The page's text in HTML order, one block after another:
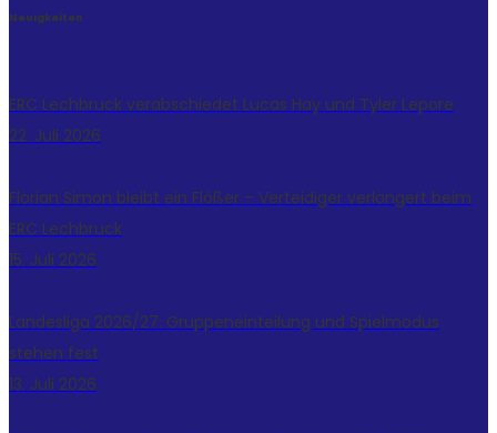
Neuigkeiten
ERC Lechbruck verabschiedet Lucas Hay und Tyler Lepore
22. Juli 2026
Florian Simon bleibt ein Flößer – Verteidiger verlängert beim
ERC Lechbruck
15. Juli 2026
Landesliga 2026/27: Gruppeneinteilung und Spielmodus
stehen fest
13. Juli 2026